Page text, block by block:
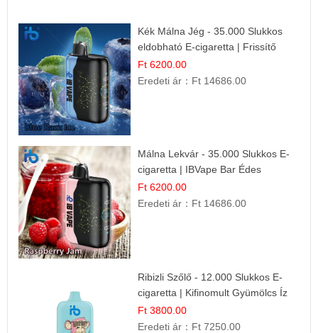
Kék Málna Jég - 35.000 Slukkos
eldobható E-cigaretta | Frissítő
Ízélmény
Ft 6200.00
Eredeti ár： Ft 14686.00
Málna Lekvár - 35.000 Slukkos E-
cigaretta | IBVape Bar Édes
Gyümölcs Íz
Ft 6200.00
Eredeti ár： Ft 14686.00
Ribizli Szőlő - 12.000 Slukkos E-
cigaretta | Kifinomult Gyümölcs Íz
Ft 3800.00
Eredeti ár： Ft 7250.00